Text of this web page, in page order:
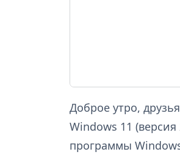
Доброе утро,
Windows 11
программы